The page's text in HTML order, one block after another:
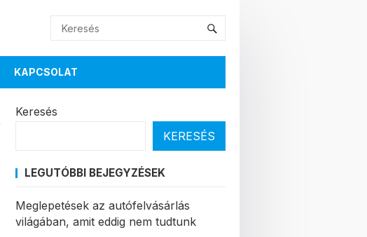
KAPCSOLAT
Keresés
KERESÉS
LEGUTÓBBI BEJEGYZÉSEK
Meglepetések az autófelvásárlás
világában, amit eddig nem tudtunk